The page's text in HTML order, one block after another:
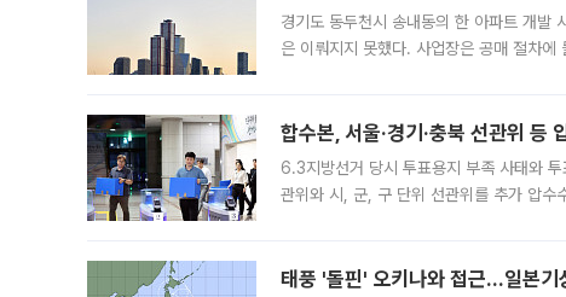
경기도 동두천시 송내동의 한 아파트 개발
은 이뤄지지 못했다. 사업장은 공매 절차
합수본, 서울·경기·충북 선관위 등
6.3지방선거 당시 투표용지 부족 사태와
관위와 시, 군, 구 단위 선관위를 추가 압수
태풍 '돌핀' 오키나와 접근…일본기